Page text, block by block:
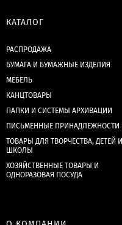
КАТАЛОГ
РАСПРОДАЖА
БУМАГА И БУМАЖНЫЕ ИЗДЕЛИЯ
МЕБЕЛЬ
КАНЦТОВАРЫ
ПАПКИ И СИСТЕМЫ АРХИВАЦИИ
ПИСЬМЕННЫЕ ПРИНАДЛЕЖНОСТИ
ТОВАРЫ ДЛЯ ТВОРЧЕСТВА, ДЕТЕЙ И
ШКОЛЫ
ХОЗЯЙСТВЕННЫЕ ТОВАРЫ И
ОДНОРАЗОВАЯ ПОСУДА